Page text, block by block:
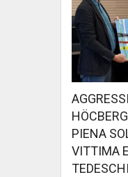
PIENA
VITTIMA
TEDESCHI